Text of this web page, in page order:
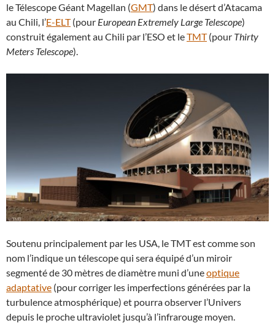
le Télescope Géant Magellan (GMT) dans le désert d’Atacama
au Chili, l’E-ELT(pour European Extremely Large Telescope)
construit également au Chili par l’ESO et leTMT(pour Thirty
Meters Telescope).
Soutenu principalement par les USA, le TMT est comme son
nom l’indique un télescope qui sera équipé d’un miroir
segmenté de 30 mètres de diamètre muni d’uneoptique
adaptative (pour corriger les imperfections générées par la
turbulence atmosphérique) et pourra observer l’Univers
depuis le proche ultraviolet jusqu’à l’infrarouge moyen.